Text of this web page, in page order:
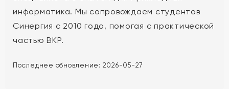
информатика. Мы сопровождаем студентов
Синергия с 2010 года, помогая с практической
частью ВКР.
Последнее обновление: 2026-05-27